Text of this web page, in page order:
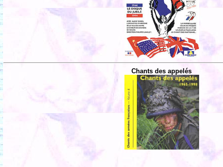
Chants des appelés